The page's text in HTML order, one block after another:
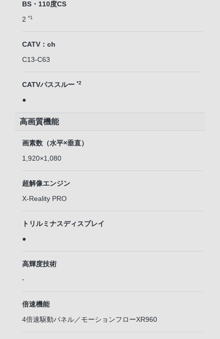
BS・110度CS
2 *1
CATV：ch
C13-C63
CATVパススルー *2
●
高画質機能
画素数（水平×垂直）
1,920×1,080
超解像エンジン
X-Reality PRO
トリルミナスディスプレイ
●
高輝度技術
-
倍速機能
4倍速駆動パネル／モーションフローXR960